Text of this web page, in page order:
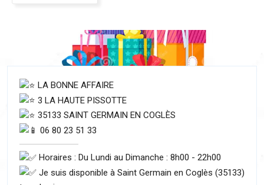
LA BONNE AFFAIRE
3 LA HAUTE PISSOTTE
35133 SAINT GERMAIN EN COGLÈS
06 80 23 51 33
Horaires : Du Lundi au Dimanche : 8h00 - 22h00
Je suis disponible à Saint Germain en Coglès (35133)